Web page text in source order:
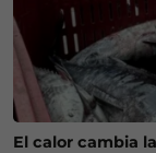
El calor cambia